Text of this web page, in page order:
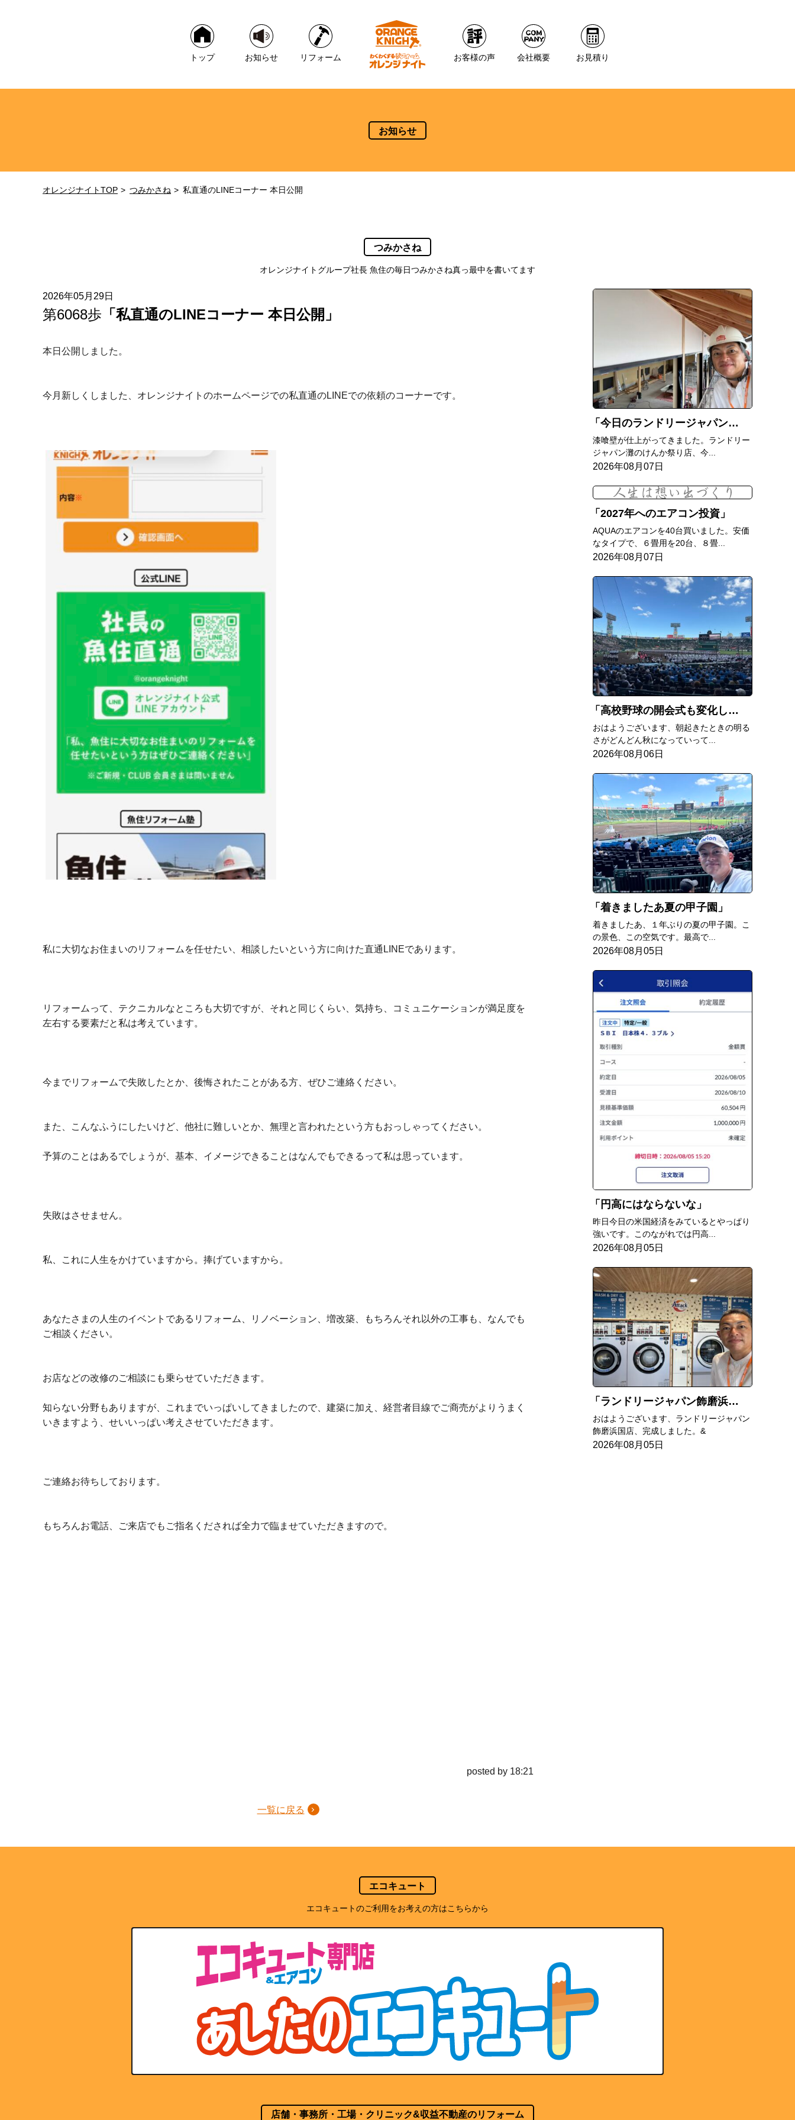
トップ お知らせ リフォーム お客様の声 会社概要 お見積り
お知らせ
オレンジナイトTOP つみかさね 私直通のLINEコーナー 本日公開
つみかさね
オレンジナイトグループ社長 魚住の毎日つみかさね真っ最中を書いてます
2026年05月29日
第6068歩 「私直通のLINEコーナー 本日公開」
本日公開しました。
今月新しくしました、オレンジナイトのホームページでの私直通のLINEでの依頼のコーナーです。
私に大切なお住まいのリフォームを任せたい、相談したいという方に向けた直通LINEであります。
リフォームって、テクニカルなところも大切ですが、それと同じくらい、気持ち、コミュニケーションが満足度を
左右する要素だと私は考えています。
今までリフォームで失敗したとか、後悔されたことがある方、ぜひご連絡ください。
また、こんなふうにしたいけど、他社に難しいとか、無理と言われたという方もおっしゃってください。
予算のことはあるでしょうが、基本、イメージできることはなんでもできるって私は思っています。
失敗はさせません。
私、これに人生をかけていますから。捧げていますから。
あなたさまの人生のイベントであるリフォーム、リノベーション、増改築、もちろんそれ以外の工事も、なんでも
ご相談ください。
お店などの改修のご相談にも乗らせていただきます。
知らない分野もありますが、これまでいっぱいしてきましたので、建築に加え、経営者目線でご商売がよりうまく
いきますよう、せいいっぱい考えさせていただきます。
ご連絡お待ちしております。
もちろんお電話、ご来店でもご指名くだされば全力で臨ませていただきますので。
posted by 18:21
一覧に戻る
今日のランドリージャパン灘のけんか祭り店
漆喰壁が仕上がってきました。ランドリー
ジャパン灘のけんか祭り店、今...
2026年08月07日
2027年へのエアコン投資
AQUAのエアコンを40台買いました。安価
なタイプで、６畳用を20台、８畳...
2026年08月07日
高校野球の開会式も変化してる
おはようございます、朝起きたときの明る
さがどんどん秋になっていって...
2026年08月06日
着きましたあ夏の甲子園
着きましたあ、１年ぶりの夏の甲子園。こ
の景色、この空気です。最高で...
2026年08月05日
円高にはならないな
昨日今日の米国経済をみているとやっぱり
強いです。このながれでは円高...
2026年08月05日
ランドリージャパン飾磨浜国店完成
おはようございます、ランドリージャパン
飾磨浜国店、完成しました。&
2026年08月05日
エコキュート
エコキュートのご利用をお考えの方はこちらから
店舗・事務所・工場・クリニック&収益不動産のリフォーム